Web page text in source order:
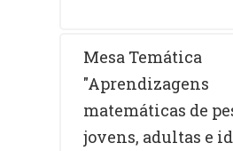
Mesa Temática
"Aprendizagens
matemáticas de
jovens, adultas e